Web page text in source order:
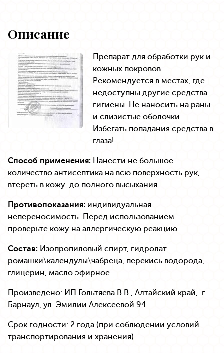
Описание
Препарат для обработки рук и
кожных покровов.
Рекомендуется в местах, где
недоступны другие средства
гигиены. Не наносить на раны
и слизистые оболочки.
Избегать попадания средства в
глаза!
Способ применения: Нанести не большое
количество антисептика на всю поверхность рук,
втереть в кожу до полного высыхания.
Противопоказания: индивидуальная
непереносимость. Перед использованием
проверьте кожу на аллергическую реакцию.
Состав: Изопропиловый спирт, гидролат
ромашки\календулы\чабреца, перекись водорода,
глицерин, масло эфирное
Произведено: ИП Гольтяева В.В., Алтайский край, г.
Барнаул, ул. Эмилии Алексеевой 94
Срок годности: 2 года (при соблюдении условий
транспортирования и хранения).